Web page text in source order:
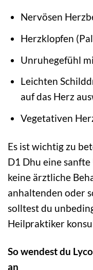
Nervösen
Herzklopfen
Unruhegefühl
Leichten
auf das Herz
Vegetativen
Es ist wichtig zu
D1 Dhu eine
keine ärztliche
anhaltenden oder
solltest du
Heilpraktiker
So wendest du
an